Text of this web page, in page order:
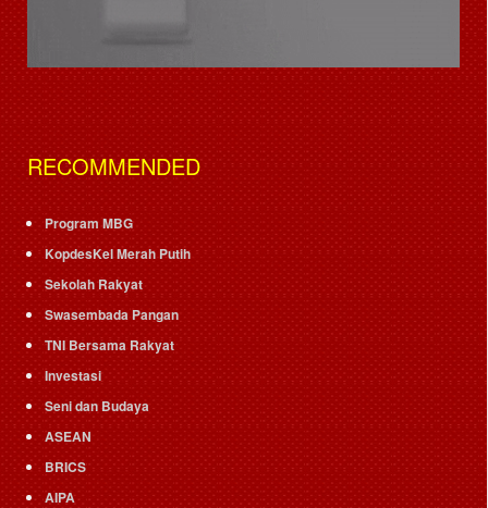
RECOMMENDED
Program MBG
KopdesKel Merah Putih
Sekolah Rakyat
Swasembada Pangan
TNI Bersama Rakyat
Investasi
Seni dan Budaya
ASEAN
BRICS
AIPA